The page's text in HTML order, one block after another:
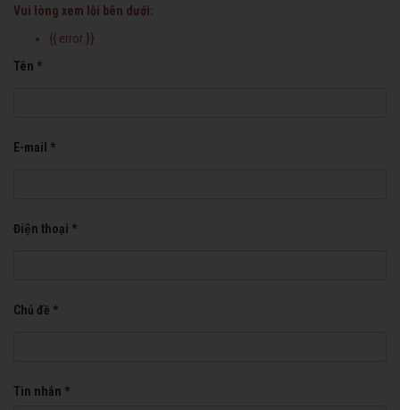
Vui lòng xem lỗi bên dưới:
{{ error }}
Tên *
E-mail *
Điện thoại *
Chủ đề *
Tin nhắn *